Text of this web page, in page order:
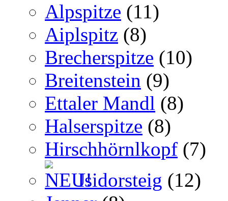
Alpspitze (11)
Aiplspitz (8)
Brecherspitze (10)
Breitenstein (9)
Ettaler Mandl (8)
Halserspitze (8)
Hirschhörnlkopf (7)
Isidorsteig (12)